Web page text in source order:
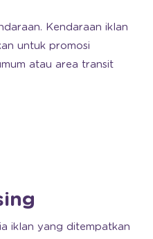
Kendaraan iklan
untuk promosi
atau area transit
iklan yang ditempatkan